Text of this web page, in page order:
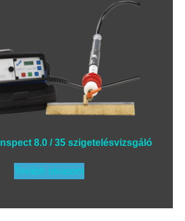
8.0 / 35 szigetelésvizsgáló
Tovább olvasom